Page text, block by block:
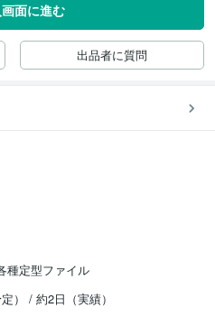
面に進む
出品者に質問
種定型ファイル
） / 約2日（実績）